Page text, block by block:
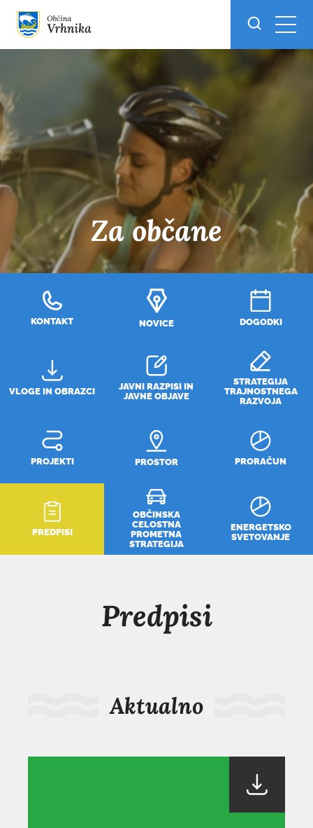
Skoči do osrednje vsebine
Za občane
KONTAKT NOVICE DOGODKI
VLOGE IN OBRAZCI
JAVNI RAZPISI IN
JAVNE OBJAVE
STRATEGIJA
TRAJNOSTNEGA
RAZVOJA
PROJEKTI PROSTOR PRORAČUN
PREDPISI
OBČINSKA
CELOSTNA
PROMETNA
STRATEGIJA
ENERGETSKO
SVETOVANJE
Predpisi
Aktualno